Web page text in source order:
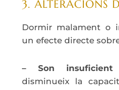
3. ALTERACIONS
Dormir malament o
un efecte directe
– Son insuficient
disminueix la